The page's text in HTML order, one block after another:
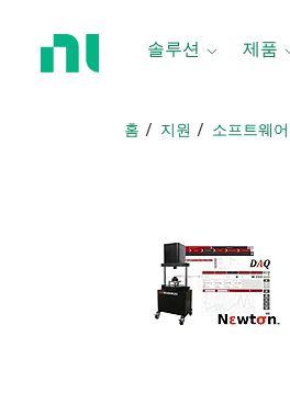
솔루션 제품
홈 지원 소프트웨